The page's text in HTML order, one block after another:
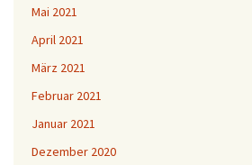
Mai 2021
April 2021
März 2021
Februar 2021
Januar 2021
Dezember 2020